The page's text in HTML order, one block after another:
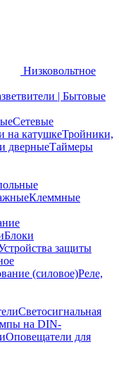
Низковольтное
| Бытовые
Сетевые
на катушкеТройники,
дверныеТаймеры
Клеммные
Блоки
защиты
(силовое)Реле,
Светосигнальная
на DIN-
Оповещатели для